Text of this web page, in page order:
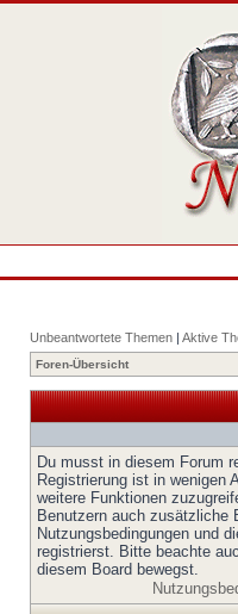
Unbeantwortete Themen | Aktive
Foren-Übersicht
Du musst in diesem Forum
Registrierung ist in wenigen
weitere Funktionen
Benutzern auch zusätzliche
Nutzungsbedingungen und
registrierst. Bitte beachte
diesem Board bewegst.